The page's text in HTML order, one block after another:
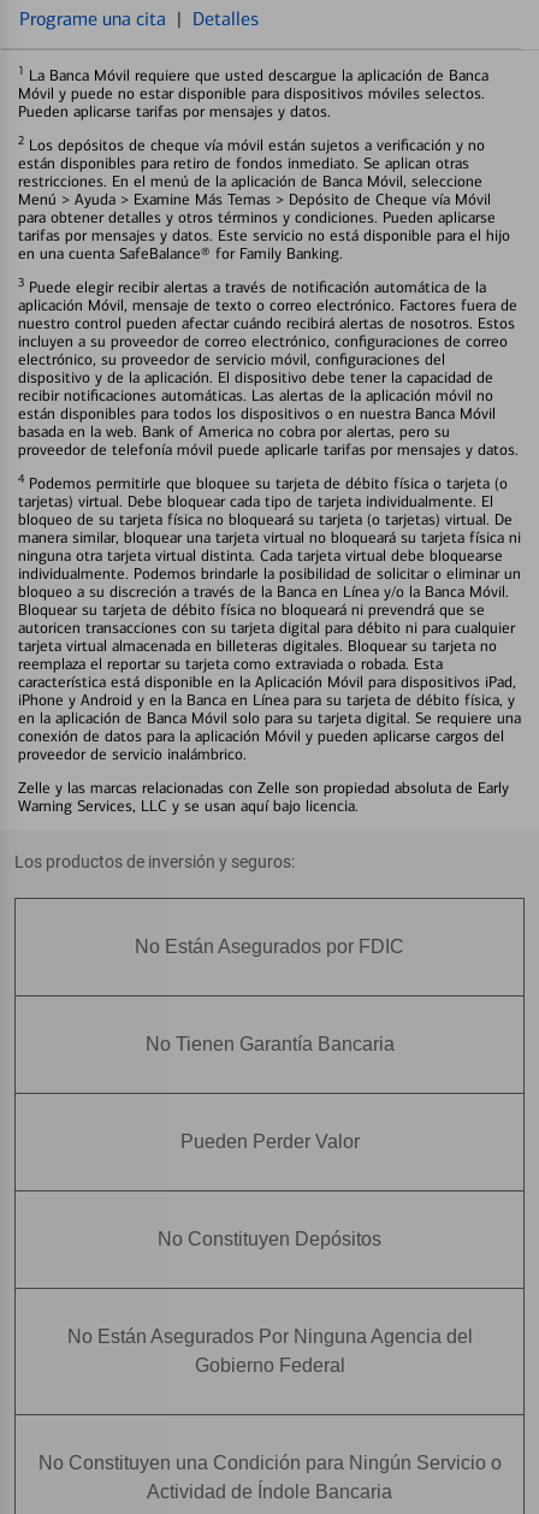
Programe una cita | Detalles
1 La Banca Móvil requiere que usted descargue la aplicación de Banca
Móvil y puede no estar disponible para dispositivos móviles selectos.
Pueden aplicarse tarifas por mensajes y datos.
2 Los depósitos de cheque vía móvil están sujetos a verificación y no
están disponibles para retiro de fondos inmediato. Se aplican otras
restricciones. En el menú de la aplicación de Banca Móvil, seleccione
Menú > Ayuda > Examine Más Temas > Depósito de Cheque vía Móvil
para obtener detalles y otros términos y condiciones. Pueden aplicarse
tarifas por mensajes y datos. Este servicio no está disponible para el hijo
en una cuenta SafeBalance® for Family Banking.
3 Puede elegir recibir alertas a través de notificación automática de la
aplicación Móvil, mensaje de texto o correo electrónico. Factores fuera de
nuestro control pueden afectar cuándo recibirá alertas de nosotros. Estos
incluyen a su proveedor de correo electrónico, configuraciones de correo
electrónico, su proveedor de servicio móvil, configuraciones del
dispositivo y de la aplicación. El dispositivo debe tener la capacidad de
recibir notificaciones automáticas. Las alertas de la aplicación móvil no
están disponibles para todos los dispositivos o en nuestra Banca Móvil
basada en la web. Bank of America no cobra por alertas, pero su
proveedor de telefonía móvil puede aplicarle tarifas por mensajes y datos.
4 Podemos permitirle que bloquee su tarjeta de débito física o tarjeta (o
tarjetas) virtual. Debe bloquear cada tipo de tarjeta individualmente. El
bloqueo de su tarjeta física no bloqueará su tarjeta (o tarjetas) virtual. De
manera similar, bloquear una tarjeta virtual no bloqueará su tarjeta física ni
ninguna otra tarjeta virtual distinta. Cada tarjeta virtual debe bloquearse
individualmente. Podemos brindarle la posibilidad de solicitar o eliminar un
bloqueo a su discreción a través de la Banca en Línea y/o la Banca Móvil.
Bloquear su tarjeta de débito física no bloqueará ni prevendrá que se
autoricen transacciones con su tarjeta digital para débito ni para cualquier
tarjeta virtual almacenada en billeteras digitales. Bloquear su tarjeta no
reemplaza el reportar su tarjeta como extraviada o robada. Esta
característica está disponible en la Aplicación Móvil para dispositivos iPad,
iPhone y Android y en la Banca en Línea para su tarjeta de débito física, y
en la aplicación de Banca Móvil solo para su tarjeta digital. Se requiere una
conexión de datos para la aplicación Móvil y pueden aplicarse cargos del
proveedor de servicio inalámbrico.
Zelle y las marcas relacionadas con Zelle son propiedad absoluta de Early
Warning Services, LLC y se usan aquí bajo licencia.
Los productos de inversión y seguros:
No Están Asegurados por FDIC
No Tienen Garantía Bancaria
Pueden Perder Valor
No Constituyen Depósitos
No Están Asegurados Por Ninguna Agencia del
Gobierno Federal
No Constituyen una Condición para Ningún Servicio o
Actividad de Índole Bancaria